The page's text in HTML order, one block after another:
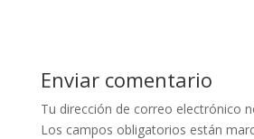
Enviar comentario
Tu dirección de correo electrónico
Los campos obligatorios están